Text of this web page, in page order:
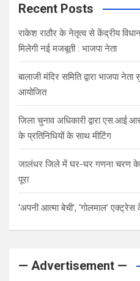
Recent Posts
राकेश राठौर के नेतृत्व से केंद्रीय
मिलेगी नई मजबूती : भाजपा नेता
बालाजी मंदिर समिति द्वारा भाजपा
आयोजित
जिला चुनाव अधिकारी द्वारा
के प्रतिनिधियों के साथ मीटिंग
जालंधर जिले में घर-घर गणना चरण के
पूरा
‘अपनी आत्मा बेची’, ‘गोलमाल’
— Advertisement —